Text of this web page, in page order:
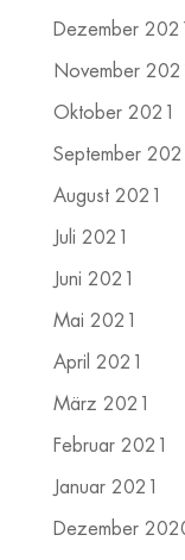
Dezember 2021
November
Oktober 2021
September
August 2021
Juli 2021
Juni 2021
Mai 2021
April 2021
März 2021
Februar 2021
Januar 2021
Dezember